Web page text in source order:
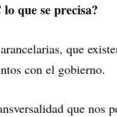
que se precisa?
que
con el gobierno.
que nos